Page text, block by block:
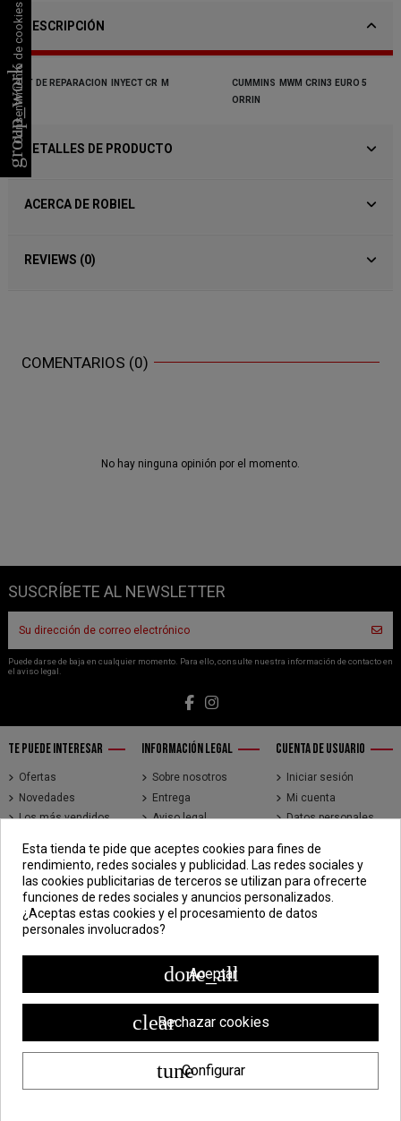
DESCRIPCIÓN
KIT DE REPARACION INYECT CR M CUMMINS MWM CRIN3 EURO 5
ORRIN
DETALLES DE PRODUCTO
ACERCA DE ROBIEL
REVIEWS (0)
COMENTARIOS (0)
No hay ninguna opinión por el momento.
SUSCRÍBETE AL NEWSLETTER
Puede darse de baja en cualquier momento. Para ello, consulte nuestra información de contacto en
el aviso legal.
TE PUEDE INTERESAR
Ofertas
Novedades
Los más vendidos
INFORMACIÓN LEGAL
Sobre nosotros
Entrega
Aviso legal
condiciones de uso
Pago seguro
CUENTA DE USUARIO
Iniciar sesión
Mi cuenta
Datos personales
Direcciones
Seguimiento de
pedidos de clientes
invitados
CONTÁCTENOS
CDV - Componentes Diesel Vidal
998 304 695 | 988 338 835
Esta tienda te pide que aceptes cookies para fines de
rendimiento, redes sociales y publicidad. Las redes sociales y
las cookies publicitarias de terceros se utilizan para ofrecerte
funciones de redes sociales y anuncios personalizados.
¿Aceptas estas cookies y el procesamiento de datos
personales involucrados?
done_all
Aceptar
clearRechazar cookies
tuneConfigurar
group_work
Consentimiento de cookies